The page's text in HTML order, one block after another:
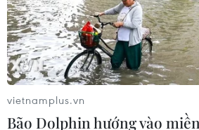
Tổng Biên tập: TRẦN TIẾN DUẨN
Phó Tổng Biên tập: NGUYỄN THỊ
THỦY
RSS
Hỗ trợ
vietnamplus.vn
Bão Dolphin hướng vào